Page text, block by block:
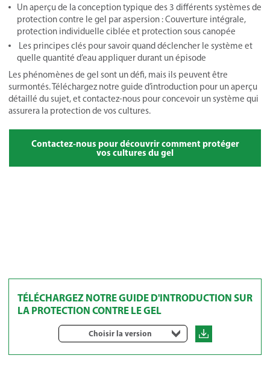
Un aperçu de la conception typique des 3 différents systèmes de
protection contre le gel par aspersion : Couverture intégrale,
protection individuelle ciblée et protection sous canopée
Les principes clés pour savoir quand déclencher le système et
quelle quantité d’eau appliquer durant un épisode
Les phénomènes de gel sont un défi, mais ils peuvent être
surmontés. Téléchargez notre guide d’introduction pour un aperçu
détaillé du sujet, et contactez-nous pour concevoir un système qui
assurera la protection de vos cultures.
Contactez-nous pour découvrir comment protéger
vos cultures du gel
TÉLÉCHARGEZ NOTRE GUIDE D'INTRODUCTION SUR
LA PROTECTION CONTRE LE GEL
Choisir la version